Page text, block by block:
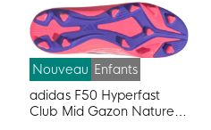
Nouveau Enfants
adidas F50 Hyperfast
Club Mid Gazon Naturel